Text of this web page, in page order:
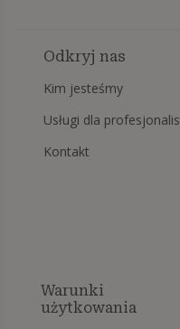
Odkryj nas
Kim jesteśmy
Usługi dla
Kontakt
Warunki
użytkowania